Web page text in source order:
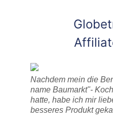
Nachdem mein die
name Baumarkt"-
hatte, habe ich mir
besseres Produkt